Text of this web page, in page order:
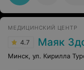
МЕДИЦИНСКИЙ ЦЕНТР
4.7 Маяк
Минск, ул. Кирилла